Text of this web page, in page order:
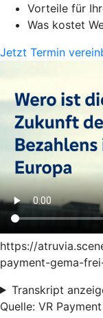
Vorteile für
Was kostet
Jetzt Termin
https://
payment-gema-
Transkript
Quelle: VR